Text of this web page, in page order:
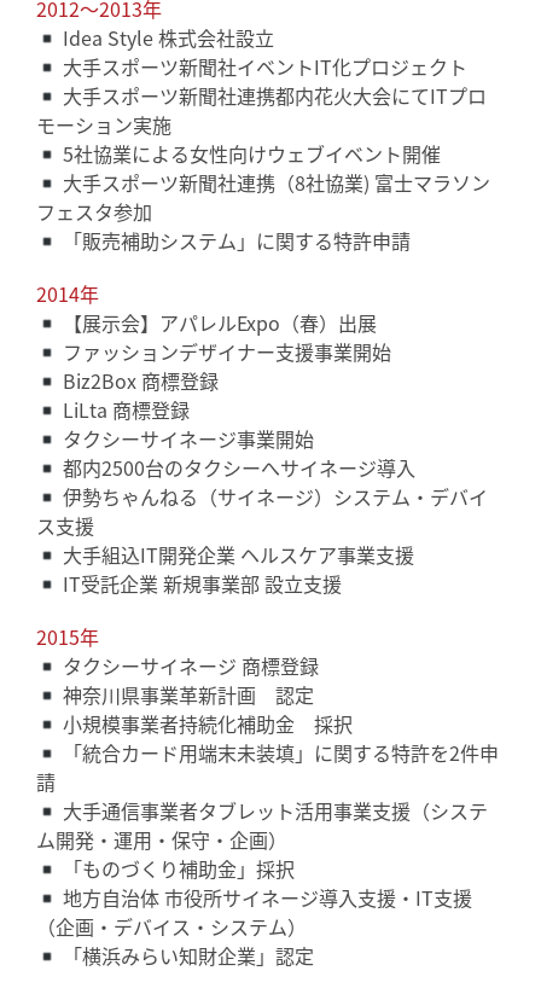
2012〜2013年
Idea Style 株式会社設立
大手スポーツ新聞社イベントIT化プロジェクト
大手スポーツ新聞社連携都内花火大会にてITプロ
モーション実施
5社協業による女性向けウェブイベント開催
大手スポーツ新聞社連携（8社協業) 富士マラソン
フェスタ参加
「販売補助システム」に関する特許申請
2014年
【展示会】アパレルExpo（春）出展
ファッションデザイナー支援事業開始
Biz2Box 商標登録
LiLta 商標登録
タクシーサイネージ事業開始
都内2500台のタクシーへサイネージ導入
伊勢ちゃんねる（サイネージ）システム・デバイ
ス支援
大手組込IT開発企業 ヘルスケア事業支援
IT受託企業 新規事業部 設立支援
2015年
タクシーサイネージ 商標登録
神奈川県事業革新計画 認定
小規模事業者持続化補助金 採択
「統合カード用端末未装填」に関する特許を2件申
請
大手通信事業者タブレット活用事業支援（システ
ム開発・運用・保守・企画）
「ものづくり補助金」採択
地方自治体 市役所サイネージ導入支援・IT支援
（企画・デバイス・システム）
「横浜みらい知財企業」認定